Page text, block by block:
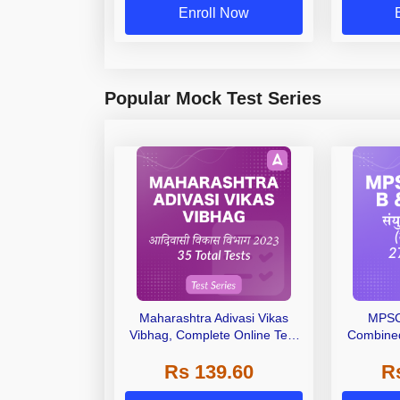
Enroll Now
Popular Mock Test Series
Maharashtra Adivasi Vikas
Vibhag, Complete Online Test
Rs 139.60